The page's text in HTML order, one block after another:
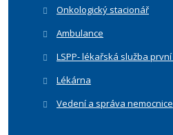
Onkologický stacionář
Ambulance
LSPP- lékařská služba
Lékárna
Vedení a správa nemocnice